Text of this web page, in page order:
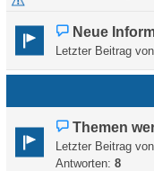
Neue
Letzter Beitrag von
Themen
Letzter Beitrag von
Antworten: 8